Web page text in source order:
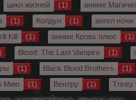
цикл жизней (1) аниме
(1) Колдун (1) ангел ночи
Kill (1) аниме Кровь плюс (1)
Blood: The Last Vampire (1)
(1) Black Blood Brothers (1)
Мию
(1) Вентру (1) Trinity